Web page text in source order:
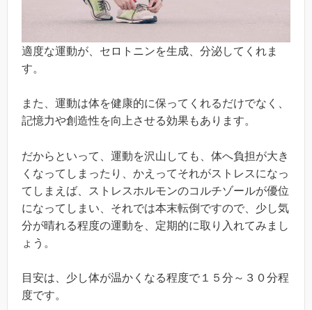
適度な運動が、セロトニンを生成、分泌してくれま
す。
また、運動は体を健康的に保ってくれるだけでなく、
記憶力や創造性を向上させる効果もあります。
だからといって、運動を沢山しても、体へ負担が大き
くなってしまったり、かえってそれがストレスになっ
てしまえば、ストレスホルモンのコルチゾールが優位
になってしまい、それでは本末転倒ですので、少し気
分が晴れる程度の運動を、定期的に取り入れてみまし
ょう。
目安は、少し体が温かくなる程度で１５分～３０分程
度です。